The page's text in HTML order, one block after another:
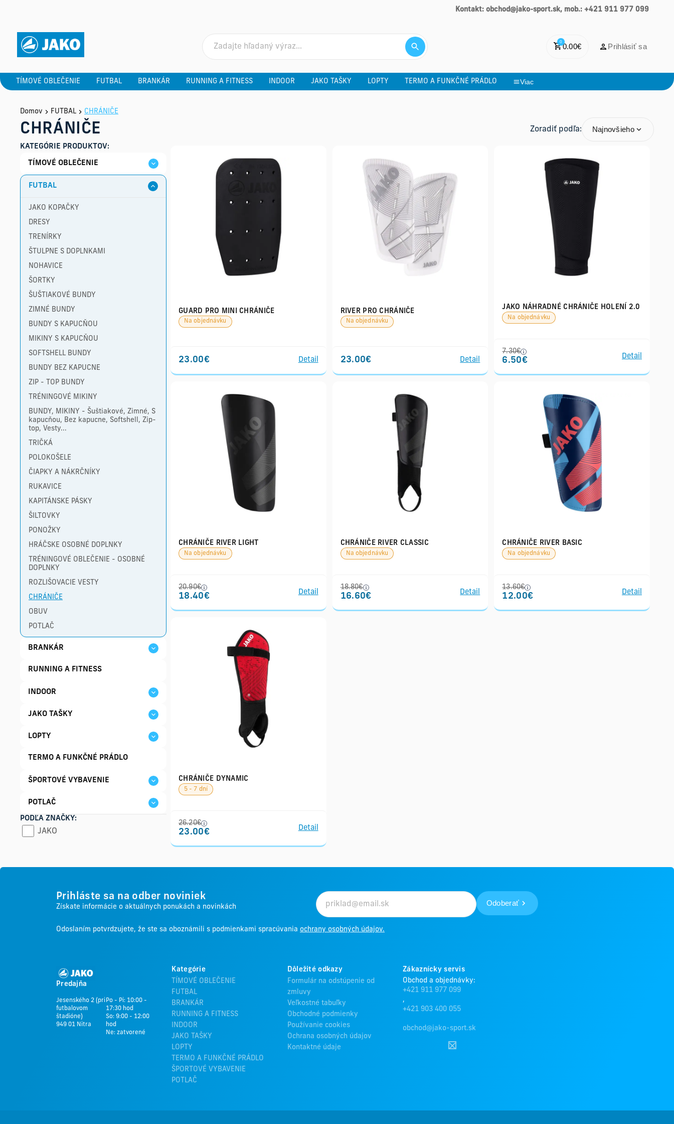
Kontakt: obchod@jako-sport.sk, mob.: +421 911 977 099
0
0.00€ Prihlásiť sa
TÍMOVÉ OBLEČENIE FUTBAL BRANKÁR RUNNING A FITNESS INDOOR JAKO TAŠKY LOPTY TERMO A FUNKČNÉ PRÁDLO Viac
Domov FUTBAL CHRÁNIČE
CHRÁNIČE Zoradiť podľa: Najnovšieho
KATEGÓRIE PRODUKTOV:
TÍMOVÉ OBLEČENIE
FUTBAL
JAKO KOPAČKY
DRESY
TRENÍRKY
ŠTULPNE S DOPLNKAMI
NOHAVICE
ŠORTKY
ŠUŠTIAKOVÉ BUNDY
ZIMNÉ BUNDY
BUNDY S KAPUCŇOU
MIKINY S KAPUCŇOU
SOFTSHELL BUNDY
BUNDY BEZ KAPUCNE
ZIP - TOP BUNDY
TRÉNINGOVÉ MIKINY
BUNDY, MIKINY - Šuštiakové, Zimné, S
kapucňou, Bez kapucne, Softshell, Zip-
top, Vesty...
TRIČKÁ
POLOKOŠELE
ČIAPKY A NÁKRČNÍKY
RUKAVICE
KAPITÁNSKE PÁSKY
ŠILTOVKY
PONOŽKY
HRÁČSKE OSOBNÉ DOPLNKY
TRÉNINGOVÉ OBLEČENIE - OSOBNÉ
DOPLNKY
ROZLIŠOVACIE VESTY
CHRÁNIČE
OBUV
POTLAČ
BRANKÁR
RUNNING A FITNESS
INDOOR
JAKO TAŠKY
LOPTY
TERMO A FUNKČNÉ PRÁDLO
ŠPORTOVÉ VYBAVENIE
POTLAČ
PODĽA ZNAČKY:
JAKO
GUARD PRO MINI CHRÁNIČE
Na objednávku
23.00€ Detail
RIVER PRO CHRÁNIČE
Na objednávku
23.00€ Detail
JAKO NÁHRADNÉ CHRÁNIČE HOLENÍ 2.0
Na objednávku
7.30€
6.50€ Detail
CHRÁNIČE RIVER LIGHT
Na objednávku
20.90€
18.40€ Detail
CHRÁNIČE RIVER CLASSIC
Na objednávku
18.80€
16.60€ Detail
CHRÁNIČE RIVER BASIC
Na objednávku
13.60€
12.00€ Detail
CHRÁNIČE DYNAMIC
5 - 7 dní
26.20€
23.00€ Detail
Prihláste sa na odber noviniek
Získate informácie o aktuálnych ponukách a novinkách Odoberať
Odoslaním potvrdzujete, že ste sa oboznámili s podmienkami spracúvania ochrany osobných údajov.
Predajňa
Jesenského 2 (pri
futbalovom
štadióne)
949 01 Nitra
Po - Pi: 10:00 -
17:30 hod
So: 9:00 - 12:00
hod
Ne: zatvorené
Kategórie
TÍMOVÉ OBLEČENIE
FUTBAL
BRANKÁR
RUNNING A FITNESS
INDOOR
JAKO TAŠKY
LOPTY
TERMO A FUNKČNÉ PRÁDLO
ŠPORTOVÉ VYBAVENIE
POTLAČ
Dôležité odkazy
Formulár na odstúpenie od
zmluvy
Veľkostné tabuľky
Obchodné podmienky
Používanie cookies
Ochrana osobných údajov
Kontaktné údaje
Zákaznícky servis
Obchod a objednávky:
+421 911 977 099
,
+421 903 400 055
obchod@jako-sport.sk